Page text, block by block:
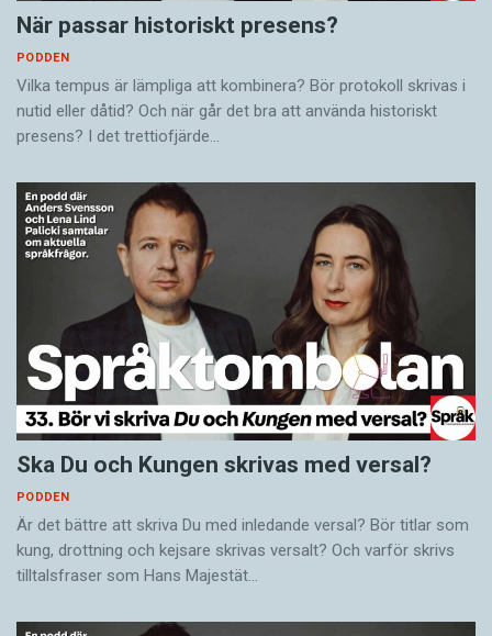
När passar historiskt presens?
PODDEN
Vilka tempus är lämpliga att kombinera? Bör protokoll skrivas i
nutid eller dåtid? Och när går det bra att använda historiskt
presens? I det trettiofjärde…
Ska Du och Kungen skrivas med versal?
PODDEN
Är det bättre att skriva Du med inledande versal? Bör titlar som
kung, drottning och kejsare skrivas versalt? Och varför skrivs
tilltalsfraser som Hans Majestät…